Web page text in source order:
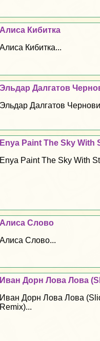
Алиса Кибитка
Алиса Кибитка...
Эльдар Далгатов
Эльдар Далгатов
Enya Paint The Sky With
Enya Paint The Sky With
Алиса Слово
Алиса Слово...
Иван Дорн Лова Лова
Иван Дорн Лова Лова
Remix)...